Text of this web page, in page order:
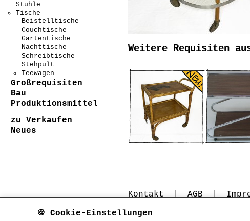
Stühle
Tische
Beistelltische
Couchtische
Gartentische
Nachttische
Schreibtische
Stehpult
Teewagen
Großrequisiten
Bau
Produktionsmittel
zu Verkaufen
Neues
Weitere Requisiten
Kontakt AGB
🍪 Cookie-Einstellungen